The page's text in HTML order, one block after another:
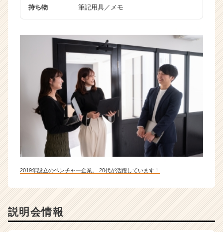
持ち物 筆記用具／メモ
2019年設立のベンチャー企業。 20代が活躍しています！
説明会情報